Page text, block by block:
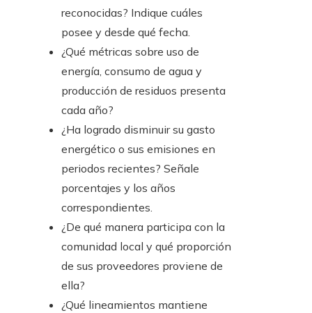
reconocidas? Indique cuáles
posee y desde qué fecha.
¿Qué métricas sobre uso de
energía, consumo de agua y
producción de residuos presenta
cada año?
¿Ha logrado disminuir su gasto
energético o sus emisiones en
periodos recientes? Señale
porcentajes y los años
correspondientes.
¿De qué manera participa con la
comunidad local y qué proporción
de sus proveedores proviene de
ella?
¿Qué lineamientos mantiene